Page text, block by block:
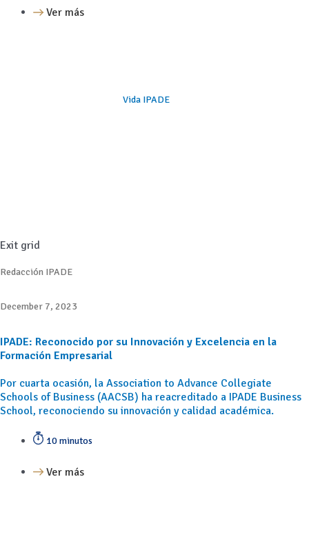
Ver más
Vida IPADE
Exit grid
Redacción IPADE
December 7, 2023
IPADE: Reconocido por su Innovación y Excelencia en la
Formación Empresarial
Por cuarta ocasión, la Association to Advance Collegiate
Schools of Business (AACSB) ha reacreditado a IPADE Business
School, reconociendo su innovación y calidad académica.
10 minutos
Ver más